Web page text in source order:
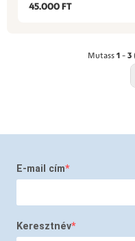
45.000 FT
Mutass 1- 3
E-mail cím
Keresztnév